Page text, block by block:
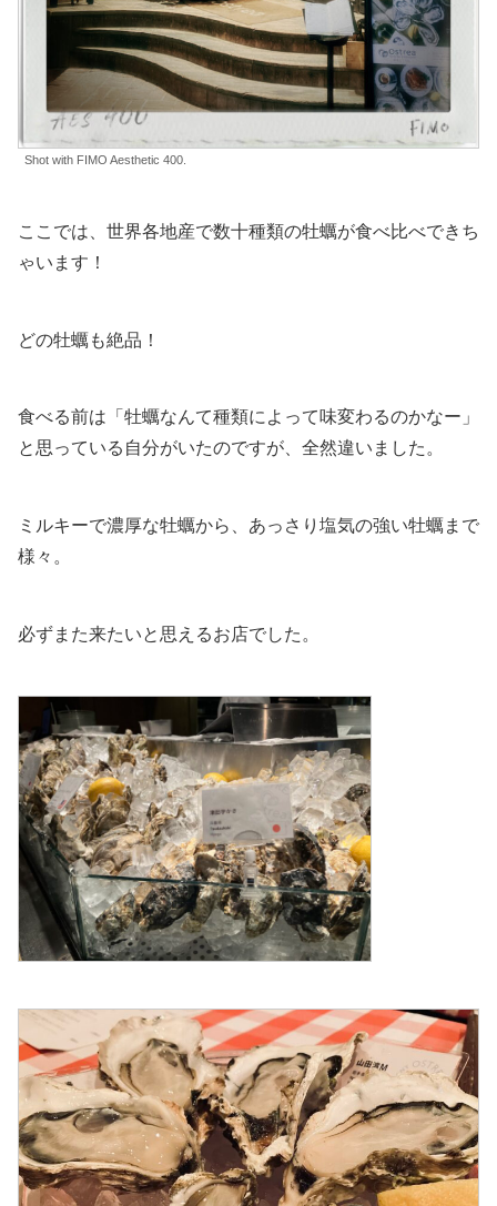
Shot with FIMO Aesthetic 400.
ここでは、世界各地産で数十種類の牡蠣が食べ比べできち
ゃいます！
どの牡蠣も絶品！
食べる前は「牡蠣なんて種類によって味変わるのかなー」
と思っている自分がいたのですが、全然違いました。
ミルキーで濃厚な牡蠣から、あっさり塩気の強い牡蠣まで
様々。
必ずまた来たいと思えるお店でした。